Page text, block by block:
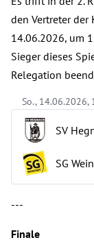
den Vertreter der
14.06.2026, um
Sieger dieses
Relegation
So., 14.06.2026,
SV
SG
---
Finale